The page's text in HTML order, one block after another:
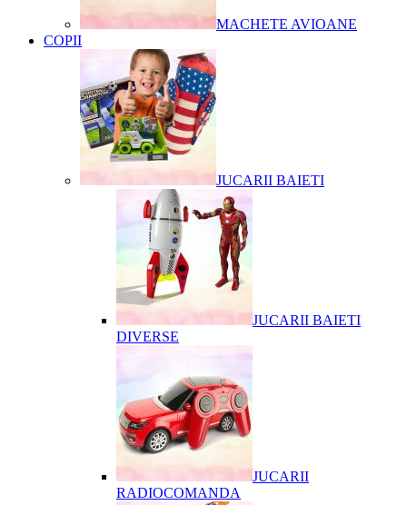
MACHETE AVIOANE
COPII
JUCARII BAIETI
JUCARII BAIETI
DIVERSE
JUCARII
RADIOCOMANDA